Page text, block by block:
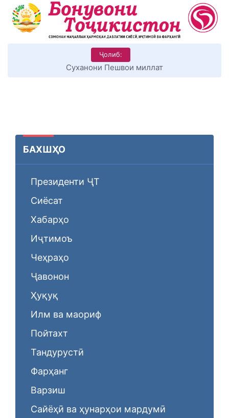
Ҷолиб:
Суханони Пешвои миллат
БАХШҲО
Президенти ҶТ
Сиёсат
Хабарҳо
Иҷтимоъ
Чеҳраҳо
Ҷавонон
Ҳуқуқ
Илм ва маориф
Пойтахт
Тандурустӣ
Фарҳанг
Варзиш
Сайёҳӣ ва ҳунарҳои мардумӣ